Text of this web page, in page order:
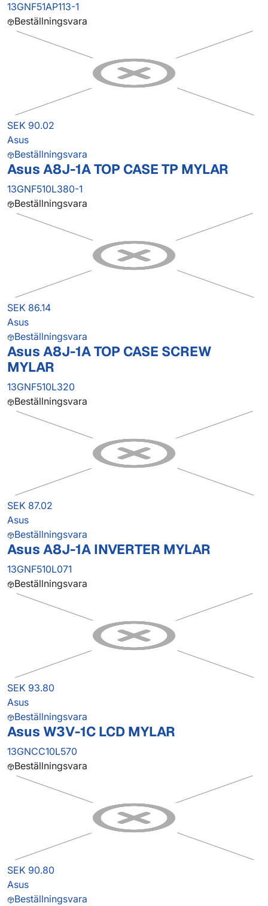
13GNF51AP113-1
Beställningsvara
SEK 90.02
Asus
Beställningsvara
Asus A8J-1A TOP CASE TP MYLAR
13GNF510L380-1
Beställningsvara
SEK 86.14
Asus
Beställningsvara
Asus A8J-1A TOP CASE SCREW
MYLAR
13GNF510L320
Beställningsvara
SEK 87.02
Asus
Beställningsvara
Asus A8J-1A INVERTER MYLAR
13GNF510L071
Beställningsvara
SEK 93.80
Asus
Beställningsvara
Asus W3V-1C LCD MYLAR
13GNCC10L570
Beställningsvara
SEK 90.80
Asus
Beställningsvara